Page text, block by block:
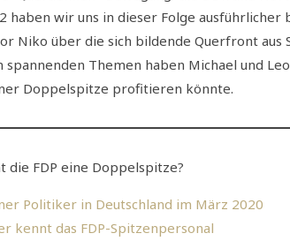
haben wir uns in dieser Folge
Niko über die sich bildende Querfront aus
spannenden Themen haben Michael und
Doppelspitze profitieren könnte.
die FDP eine Doppelspitze?
Politiker in Deutschland im März 2020
kennt das FDP-Spitzenpersonal